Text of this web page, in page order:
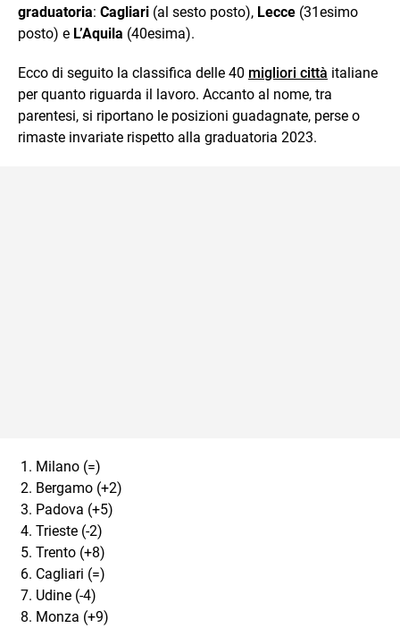
graduatoria: Cagliari (al sesto posto), Lecce (31esimo
posto) e L’Aquila (40esima).
Ecco di seguito la classifica delle 40 migliori città italiane
per quanto riguarda il lavoro. Accanto al nome, tra
parentesi, si riportano le posizioni guadagnate, perse o
rimaste invariate rispetto alla graduatoria 2023.
Milano (=)
Bergamo (+2)
Padova (+5)
Trieste (-2)
Trento (+8)
Cagliari (=)
Udine (-4)
Monza (+9)